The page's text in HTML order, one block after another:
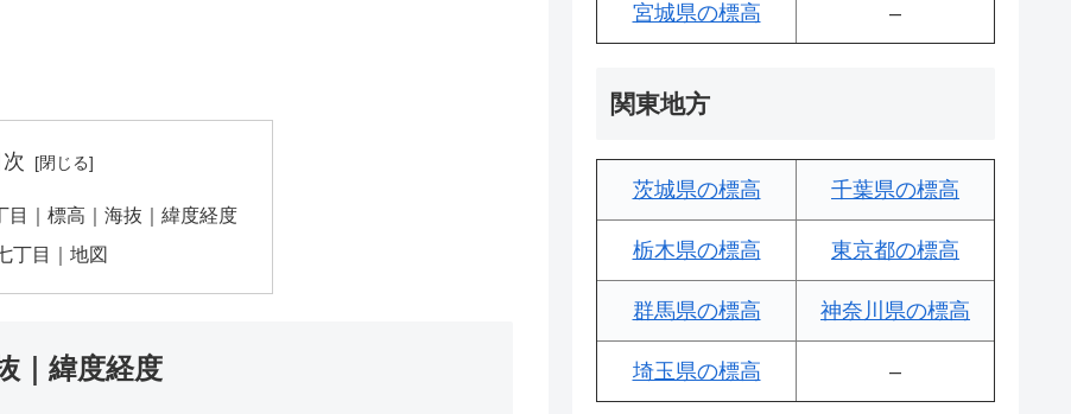
次
目｜標高｜海抜｜緯度経度
丁目｜地図
｜緯度経度
宮城県の標高 –
関東地方
茨城県の標高 千葉県の標高
栃木県の標高 東京都の標高
群馬県の標高 神奈川県の標高
埼玉県の標高 –